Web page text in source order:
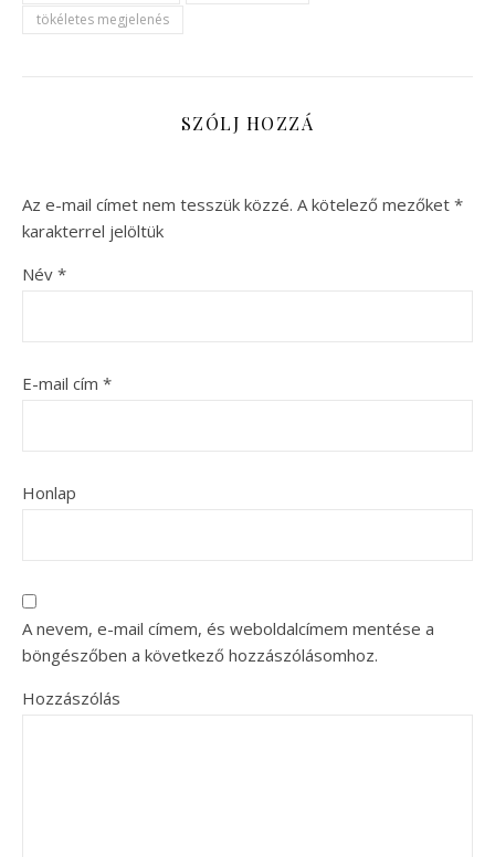
tökéletes megjelenés
SZÓLJ HOZZÁ
Az e-mail címet nem tesszük közzé. A kötelező mezőket *
karakterrel jelöltük
Név *
E-mail cím *
Honlap
A nevem, e-mail címem, és weboldalcímem mentése a
böngészőben a következő hozzászólásomhoz.
Hozzászólás